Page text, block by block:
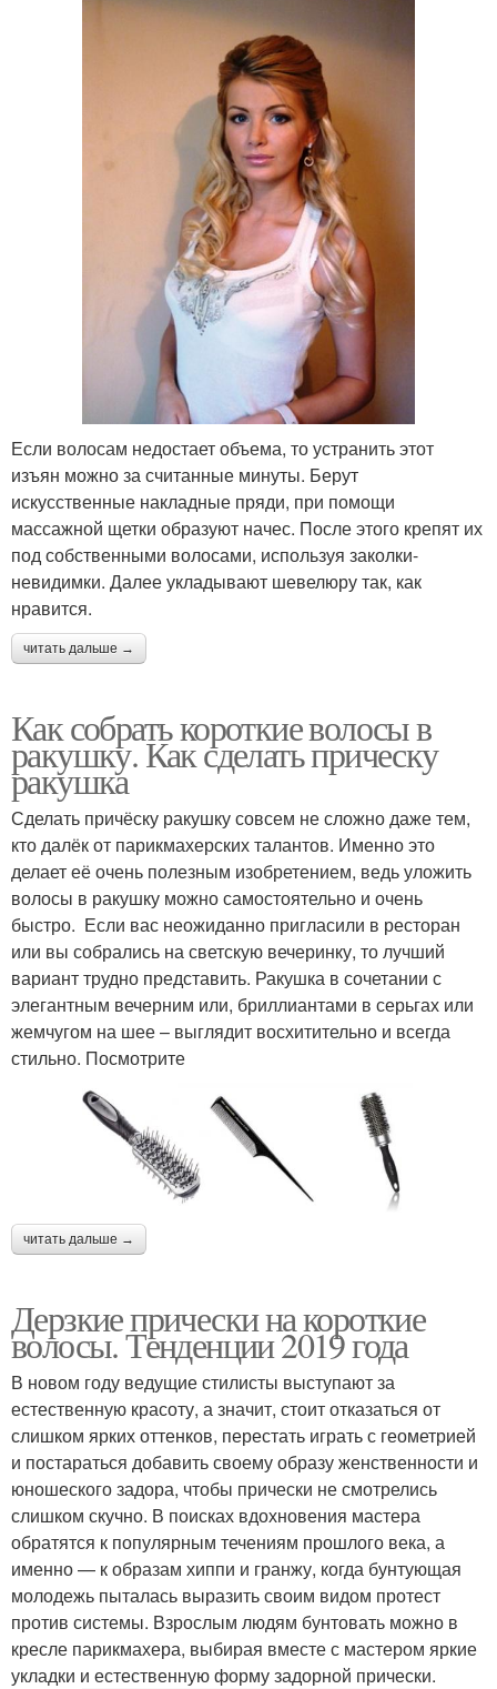
Если волосам недостает объема, то устранить этот
изъян можно за считанные минуты. Берут
искусственные накладные пряди, при помощи
массажной щетки образуют начес. После этого крепят их
под собственными волосами, используя заколки-
невидимки. Далее укладывают шевелюру так, как
нравится.
читать дальше →
Как собрать короткие волосы в
ракушку. Как сделать прическу
ракушка
Сделать причёску ракушку совсем не сложно даже тем,
кто далёк от парикмахерских талантов. Именно это
делает её очень полезным изобретением, ведь уложить
волосы в ракушку можно самостоятельно и очень
быстро. Если вас неожиданно пригласили в ресторан
или вы собрались на светскую вечеринку, то лучший
вариант трудно представить. Ракушка в сочетании с
элегантным вечерним или, бриллиантами в серьгах или
жемчугом на шее – выглядит восхитительно и всегда
стильно. Посмотрите
читать дальше →
Дерзкие прически на короткие
волосы. Тенденции 2019 года
В новом году ведущие стилисты выступают за
естественную красоту, а значит, стоит отказаться от
слишком ярких оттенков, перестать играть с геометрией
и постараться добавить своему образу женственности и
юношеского задора, чтобы прически не смотрелись
слишком скучно. В поисках вдохновения мастера
обратятся к популярным течениям прошлого века, а
именно — к образам хиппи и гранжу, когда бунтующая
молодежь пыталась выразить своим видом протест
против системы. Взрослым людям бунтовать можно в
кресле парикмахера, выбирая вместе с мастером яркие
укладки и естественную форму задорной прически.